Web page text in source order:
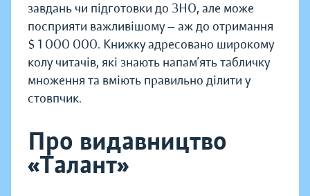
завдань чи підготовки до ЗНО, але може
посприяти важливішому — аж до отримання
$ 1 000 000. Книжку адресовано широкому
колу читачів, які знають напам’ять табличку
множення та вміють правильно ділити у
стовпчик.
Про видавництво
«Талант»